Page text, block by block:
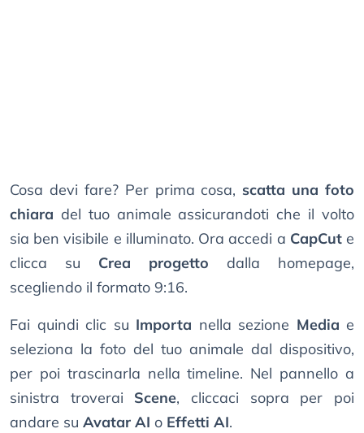
Cosa devi fare? Per prima cosa, scatta una foto
chiara del tuo animale assicurandoti che il volto
sia ben visibile e illuminato. Ora accedi a CapCute
clicca su Crea progetto dalla homepage,
scegliendo il formato 9:16.
Fai quindi clic su Importa nella sezione Media e
seleziona la foto del tuo animale dal dispositivo,
per poi trascinarla nella timeline. Nel pannello a
sinistra troverai Scene, cliccaci sopra per poi
andare su Avatar AI o Effetti AI.